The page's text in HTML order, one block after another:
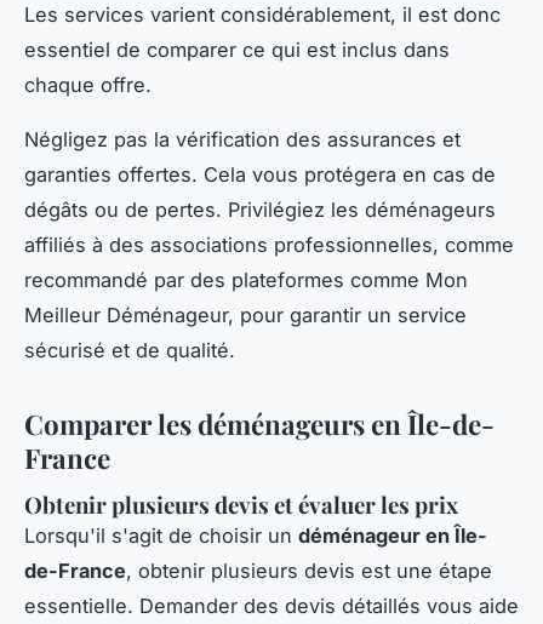
Les services varient considérablement, il est donc
essentiel de comparer ce qui est inclus dans
chaque offre.
Négligez pas la vérification des assurances et
garanties offertes. Cela vous protégera en cas de
dégâts ou de pertes. Privilégiez les déménageurs
affiliés à des associations professionnelles, comme
recommandé par des plateformes comme Mon
Meilleur Déménageur, pour garantir un service
sécurisé et de qualité.
Comparer les déménageurs en Île-de-
France
Obtenir plusieurs devis et évaluer les prix
Lorsqu'il s'agit de choisir un déménageur en Île-
de-France, obtenir plusieurs devis est une étape
essentielle. Demander des devis détaillés vous aide